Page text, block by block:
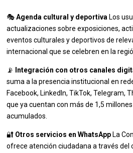
🎭Agenda cultural y deportiva Los
actualizaciones sobre exposiciones,
eventos culturales y deportivos de
internacional que se celebren en la
📡 Integración con otros canales
suma a la presencia institucional en
Facebook, LinkedIn, TikTok, Telegram,
que ya cuentan con más de 1,5
acumulados.
🔐 Otros servicios en WhatsApp La
ofrece atención ciudadana a través del